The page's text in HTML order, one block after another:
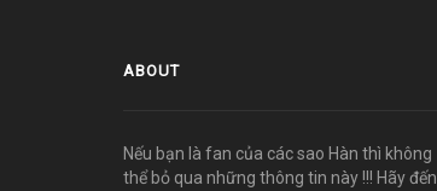
ABOUT
Nếu bạn là fan của các sao Hàn thì không
thể bỏ qua những thông tin này !!! Hãy đến